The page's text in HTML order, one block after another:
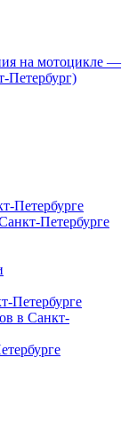
на мотоцикле —
Петербург)
Петербурге
Петербурге
Петербурге
в Санкт-